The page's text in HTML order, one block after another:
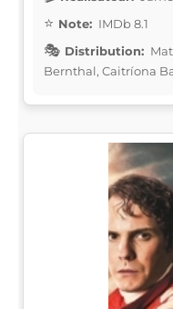
Note: IMDb 8.1
Distribution:
Bernthal, Caitríona